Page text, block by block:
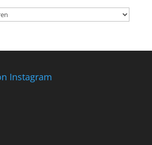
Instagram